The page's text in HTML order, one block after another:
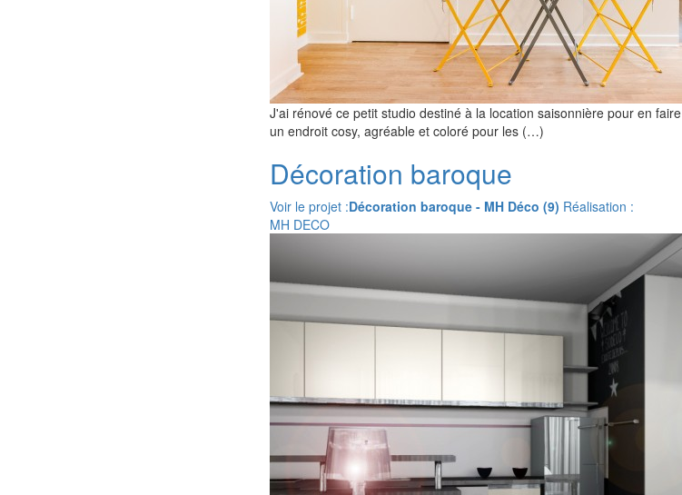
J'ai rénové ce petit studio destiné à la location saisonnière pour en faire
un endroit cosy, agréable et coloré pour les (…)
Décoration baroque
Voir le projet :Décoration baroque - MH Déco (9) Réalisation :
MH DECO